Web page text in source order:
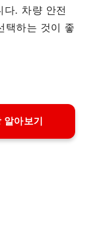
다. 차량 안전
택하는 것이 좋
아보기